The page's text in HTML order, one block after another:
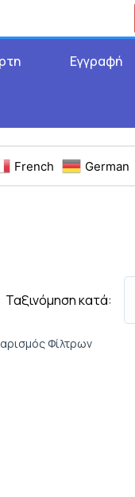
Εγγραφή
French German
Ταξινόμηση κατά:
Φίλτρων